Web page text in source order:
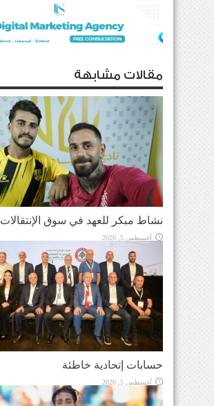
مقالات مشابهة
نشاط مبكر للعهد في سوق الإنتقالات
أغسطس 5, 2026
حسابات إتحادية خاطئة
أغسطس 5, 2026